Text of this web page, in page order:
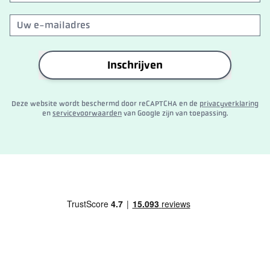
Inschrijven
Deze website wordt beschermd door reCAPTCHA en de privacyverklaring
en servicevoorwaarden van Google zijn van toepassing.